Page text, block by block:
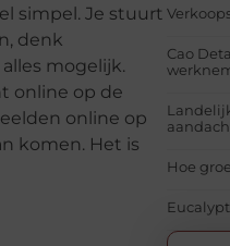
simpel. Je stuurt
denk
mogelijk.
online op de
online op
komen. Het is
Cao
Hoe